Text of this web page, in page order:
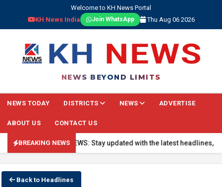
Welcome to KH News Portal
KH News India
Join WhatsApp Thu Aug 06 2026
NEWS BEYOND LIMITS
NEWS TODAY DISTRICTS NEWS ADVERTISE
ABOUT US CONTACT US
BREAKING NEWS
🔴 BREAKING NEWS: Stay updated with the latest headlines,
Back to Headlines